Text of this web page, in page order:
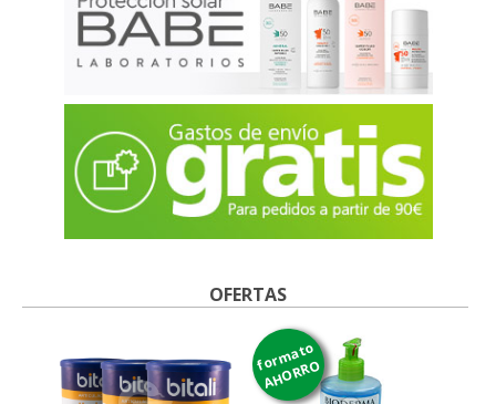
OFERTAS
formato
AHORRO